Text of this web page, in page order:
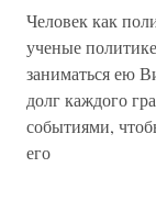
Человек как
ученые
заниматься ею
долг каждого
событиями,
его